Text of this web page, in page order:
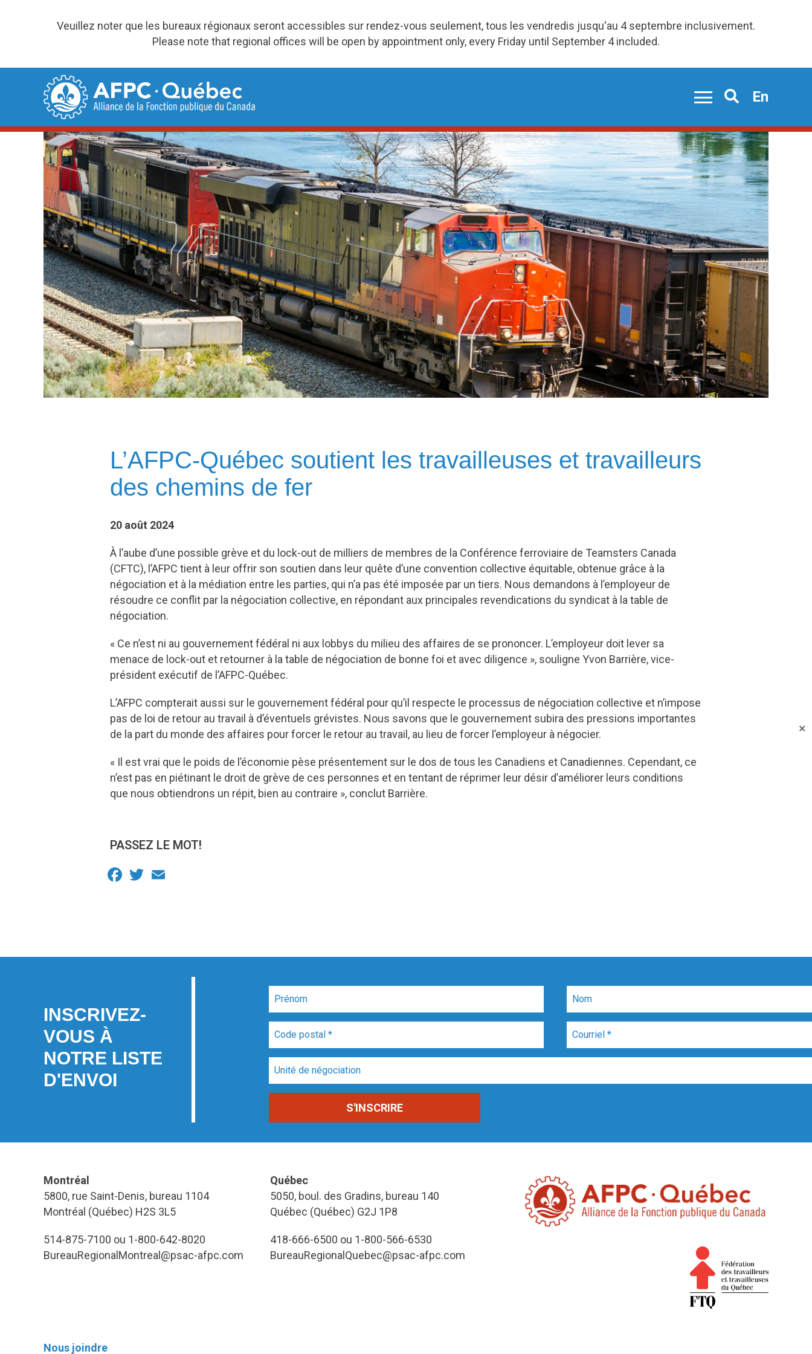
Veuillez noter que les bureaux régionaux seront accessibles sur rendez-vous seulement, tous les vendredis jusqu'au 4 septembre inclusivement.
Please note that regional offices will be open by appointment only, every Friday until September 4 included.
✕
Search
En
L’AFPC-Québec soutient les travailleuses et travailleurs
des chemins de fer
20 août 2024
À l’aube d’une possible grève et du lock-out de milliers de membres de la Conférence ferroviaire de Teamsters Canada
(CFTC), l’AFPC tient à leur offrir son soutien dans leur quête d’une convention collective équitable, obtenue grâce à la
négociation et à la médiation entre les parties, qui n’a pas été imposée par un tiers. Nous demandons à l’employeur de
résoudre ce conflit par la négociation collective, en répondant aux principales revendications du syndicat à la table de
négociation.
« Ce n’est ni au gouvernement fédéral ni aux lobbys du milieu des affaires de se prononcer. L’employeur doit lever sa
menace de lock-out et retourner à la table de négociation de bonne foi et avec diligence », souligne Yvon Barrière, vice-
président exécutif de l’AFPC-Québec.
L’AFPC compterait aussi sur le gouvernement fédéral pour qu’il respecte le processus de négociation collective et n’impose
pas de loi de retour au travail à d’éventuels grévistes. Nous savons que le gouvernement subira des pressions importantes
de la part du monde des affaires pour forcer le retour au travail, au lieu de forcer l’employeur à négocier.
« Il est vrai que le poids de l’économie pèse présentement sur le dos de tous les Canadiens et Canadiennes. Cependant, ce
n’est pas en piétinant le droit de grève de ces personnes et en tentant de réprimer leur désir d’améliorer leurs conditions
que nous obtiendrons un répit, bien au contraire », conclut Barrière.
PASSEZ LE MOT!
Facebook
Twitter
INSCRIVEZ-
VOUS À
NOTRE LISTE
D'ENVOI
Montréal
5800, rue Saint-Denis, bureau 1104
Montréal (Québec) H2S 3L5
514-875-7100 ou 1-800-642-8020
BureauRegionalMontreal@psac-afpc.com
Québec
5050, boul. des Gradins, bureau 140
Québec (Québec) G2J 1P8
418-666-6500 ou 1-800-566-6530
BureauRegionalQuebec@psac-afpc.com
Nous joindre